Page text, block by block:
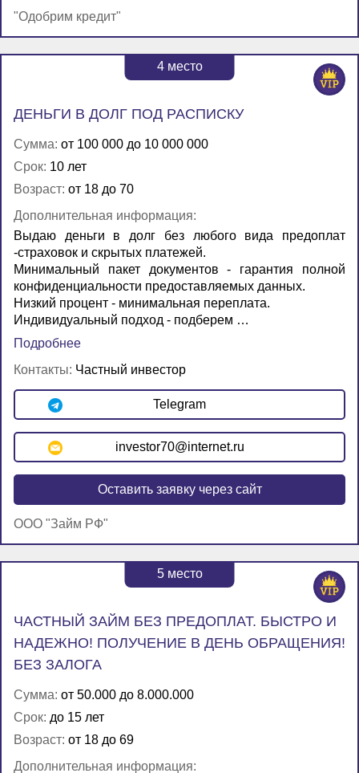
"Одобрим кредит"
4место
ДЕНЬГИ В ДОЛГ ПОД РАСПИСКУ
Сумма: от 100 000 до 10 000 000
Срок: 10 лет
Возраст: от 18 до 70
Дополнительная информация:
Выдаю деньги в долг без любого вида предоплат
-страховок и скрытых платежей.
Минимальный пакет документов - гарантия полной
конфиденциальности предоставляемых данных.
Низкий процент - минимальная переплата.
Индивидуальный подход - подберем …
Подробнее
Контакты: Частный инвестор
Telegram
investor70@internet.ru
Оставить заявку через сайт
ООО "Займ РФ"
5место
ЧАСТНЫЙ ЗАЙМ БЕЗ ПРЕДОПЛАТ. БЫСТРО И
НАДЕЖНО! ПОЛУЧЕНИЕ В ДЕНЬ ОБРАЩЕНИЯ!
БЕЗ ЗАЛОГА
Сумма: от 50.000 до 8.000.000
Срок: до 15 лет
Возраст: от 18 до 69
Дополнительная информация: